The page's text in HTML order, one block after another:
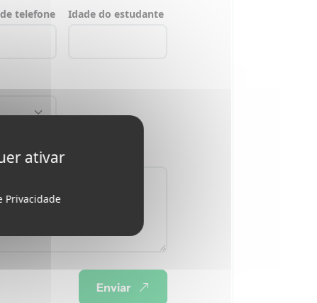
telefone Idade do estudante
Enviar
ativar
Privacidade